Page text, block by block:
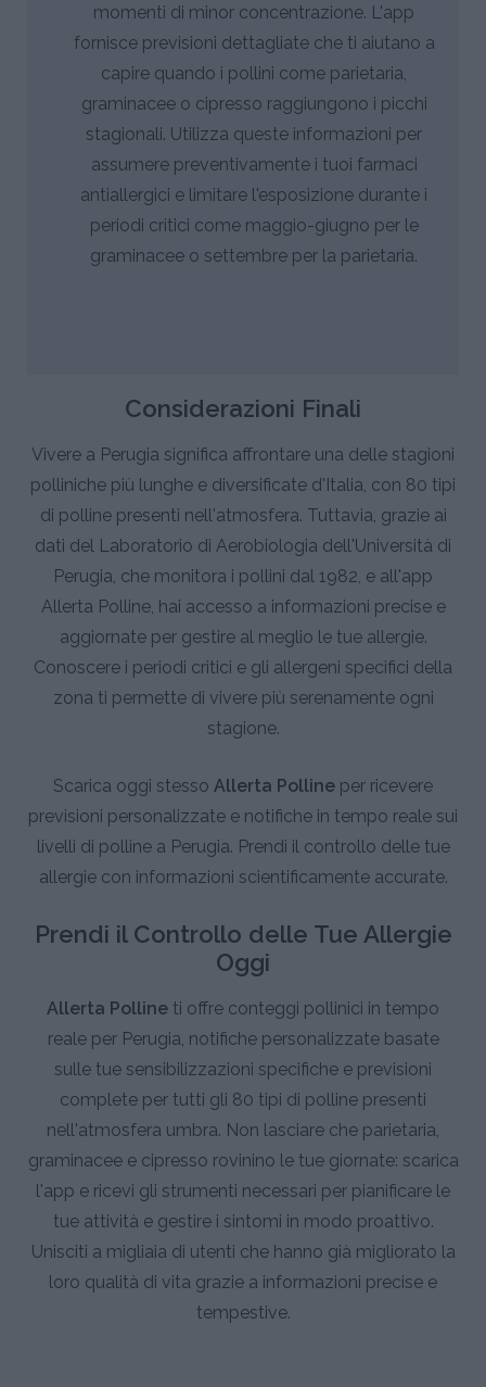
momenti di minor concentrazione. L'app
fornisce previsioni dettagliate che ti aiutano a
capire quando i pollini come parietaria,
graminacee o cipresso raggiungono i picchi
stagionali. Utilizza queste informazioni per
assumere preventivamente i tuoi farmaci
antiallergici e limitare l'esposizione durante i
periodi critici come maggio-giugno per le
graminacee o settembre per la parietaria.
Considerazioni Finali
Vivere a Perugia significa affrontare una delle stagioni
polliniche più lunghe e diversificate d'Italia, con 80 tipi
di polline presenti nell'atmosfera. Tuttavia, grazie ai
dati del Laboratorio di Aerobiologia dell'Università di
Perugia, che monitora i pollini dal 1982, e all'app
Allerta Polline, hai accesso a informazioni precise e
aggiornate per gestire al meglio le tue allergie.
Conoscere i periodi critici e gli allergeni specifici della
zona ti permette di vivere più serenamente ogni
stagione.
Scarica oggi stesso Allerta Polline per ricevere
previsioni personalizzate e notifiche in tempo reale sui
livelli di polline a Perugia. Prendi il controllo delle tue
allergie con informazioni scientificamente accurate.
Prendi il Controllo delle Tue Allergie
Oggi
Allerta Polline ti offre conteggi pollinici in tempo
reale per Perugia, notifiche personalizzate basate
sulle tue sensibilizzazioni specifiche e previsioni
complete per tutti gli 80 tipi di polline presenti
nell'atmosfera umbra. Non lasciare che parietaria,
graminacee e cipresso rovinino le tue giornate: scarica
l'app e ricevi gli strumenti necessari per pianificare le
tue attività e gestire i sintomi in modo proattivo.
Unisciti a migliaia di utenti che hanno già migliorato la
loro qualità di vita grazie a informazioni precise e
tempestive.